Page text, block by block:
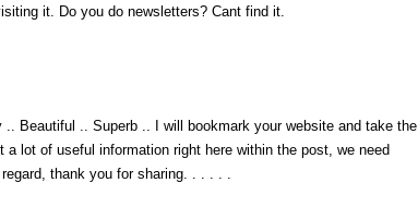
it. Do you do newsletters? Cant find it.
.. Beautiful .. Superb .. I will bookmark your website and take the
a lot of useful information right here within the post, we need
thank you for sharing. . . . . .